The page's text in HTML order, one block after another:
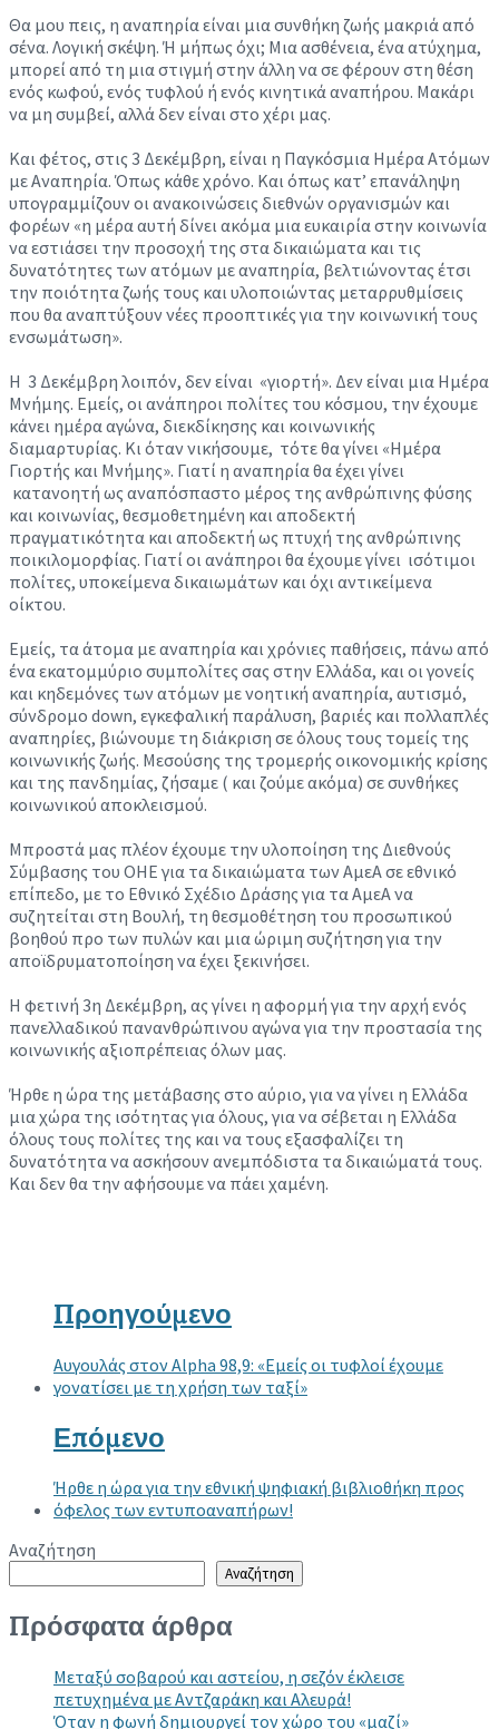
Θα μου πεις, η αναπηρία είναι μια συνθήκη ζωής μακριά από
σένα. Λογική σκέψη. Ή μήπως όχι; Μια ασθένεια, ένα ατύχημα,
μπορεί από τη μια στιγμή στην άλλη να σε φέρουν στη θέση
ενός κωφού, ενός τυφλού ή ενός κινητικά αναπήρου. Μακάρι
να μη συμβεί, αλλά δεν είναι στο χέρι μας.
Και φέτος, στις 3 Δεκέμβρη, είναι η Παγκόσμια Ημέρα Ατόμων
με Αναπηρία. Όπως κάθε χρόνο. Και όπως κατ’ επανάληψη
υπογραμμίζουν οι ανακοινώσεις διεθνών οργανισμών και
φορέων «η μέρα αυτή δίνει ακόμα μια ευκαιρία στην κοινωνία
να εστιάσει την προσοχή της στα δικαιώματα και τις
δυνατότητες των ατόμων με αναπηρία, βελτιώνοντας έτσι
την ποιότητα ζωής τους και υλοποιώντας μεταρρυθμίσεις
που θα αναπτύξουν νέες προοπτικές για την κοινωνική τους
ενσωμάτωση».
Η 3 Δεκέμβρη λοιπόν, δεν είναι «γιορτή». Δεν είναι μια Ημέρα
Μνήμης. Εμείς, οι ανάπηροι πολίτες του κόσμου, την έχουμε
κάνει ημέρα αγώνα, διεκδίκησης και κοινωνικής
διαμαρτυρίας. Κι όταν νικήσουμε, τότε θα γίνει «Ημέρα
Γιορτής και Μνήμης». Γιατί η αναπηρία θα έχει γίνει
κατανοητή ως αναπόσπαστο μέρος της ανθρώπινης φύσης
και κοινωνίας, θεσμοθετημένη και αποδεκτή
πραγματικότητα και αποδεκτή ως πτυχή της ανθρώπινης
ποικιλομορφίας. Γιατί οι ανάπηροι θα έχουμε γίνει ισότιμοι
πολίτες, υποκείμενα δικαιωμάτων και όχι αντικείμενα
οίκτου.
Εμείς, τα άτομα με αναπηρία και χρόνιες παθήσεις, πάνω από
ένα εκατομμύριο συμπολίτες σας στην Ελλάδα, και οι γονείς
και κηδεμόνες των ατόμων με νοητική αναπηρία, αυτισμό,
σύνδρομο down, εγκεφαλική παράλυση, βαριές και πολλαπλές
αναπηρίες, βιώνουμε τη διάκριση σε όλους τους τομείς της
κοινωνικής ζωής. Μεσούσης της τρομερής οικονομικής κρίσης
και της πανδημίας, ζήσαμε ( και ζούμε ακόμα) σε συνθήκες
κοινωνικού αποκλεισμού.
Μπροστά μας πλέον έχουμε την υλοποίηση της Διεθνούς
Σύμβασης του ΟΗΕ για τα δικαιώματα των ΑμεΑ σε εθνικό
επίπεδο, με το Εθνικό Σχέδιο Δράσης για τα ΑμεΑ να
συζητείται στη Βουλή, τη θεσμοθέτηση του προσωπικού
βοηθού προ των πυλών και μια ώριμη συζήτηση για την
αποϊδρυματοποίηση να έχει ξεκινήσει.
Η φετινή 3η Δεκέμβρη, ας γίνει η αφορμή για την αρχή ενός
πανελλαδικού πανανθρώπινου αγώνα για την προστασία της
κοινωνικής αξιοπρέπειας όλων μας.
Ήρθε η ώρα της μετάβασης στο αύριο, για να γίνει η Ελλάδα
μια χώρα της ισότητας για όλους, για να σέβεται η Ελλάδα
όλους τους πολίτες της και να τους εξασφαλίζει τη
δυνατότητα να ασκήσουν ανεμπόδιστα τα δικαιώματά τους.
Και δεν θα την αφήσουμε να πάει χαμένη.
Προηγούμενο
Αυγουλάς στον Alpha 98,9: «Εμείς οι τυφλοί έχουμε
γονατίσει με τη χρήση των ταξί»
Επόμενο
Ήρθε η ώρα για την εθνική ψηφιακή βιβλιοθήκη προς
όφελος των εντυποαναπήρων!
Αναζήτηση
Αναζήτηση
Πρόσφατα άρθρα
Μεταξύ σοβαρού και αστείου, η σεζόν έκλεισε
πετυχημένα με Αντζαράκη και Αλευρά!
Όταν η φωνή δημιουργεί τον χώρο του «μαζί»